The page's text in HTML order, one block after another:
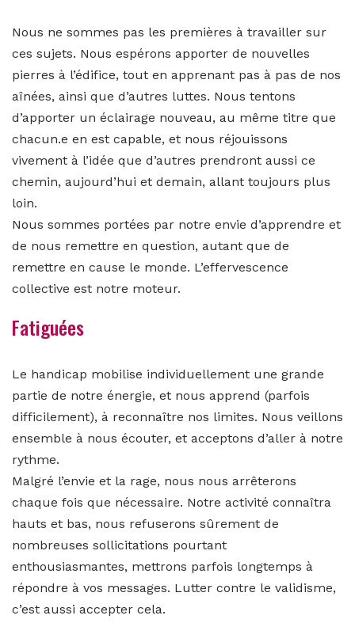
Nous ne sommes pas les premières à travailler sur
ces sujets. Nous espérons apporter de nouvelles
pierres à l’édifice, tout en apprenant pas à pas de nos
aînées, ainsi que d’autres luttes. Nous tentons
d’apporter un éclairage nouveau, au même titre que
chacun.e en est capable, et nous réjouissons
vivement à l’idée que d’autres prendront aussi ce
chemin, aujourd’hui et demain, allant toujours plus
loin.
Nous sommes portées par notre envie d’apprendre et
de nous remettre en question, autant que de
remettre en cause le monde. L’effervescence
collective est notre moteur.
Fatiguées
Le handicap mobilise individuellement une grande
partie de notre énergie, et nous apprend (parfois
difficilement), à reconnaître nos limites. Nous veillons
ensemble à nous écouter, et acceptons d’aller à notre
rythme.
Malgré l’envie et la rage, nous nous arrêterons
chaque fois que nécessaire. Notre activité connaîtra
hauts et bas, nous refuserons sûrement de
nombreuses sollicitations pourtant
enthousiasmantes, mettrons parfois longtemps à
répondre à vos messages. Lutter contre le validisme,
c’est aussi accepter cela.